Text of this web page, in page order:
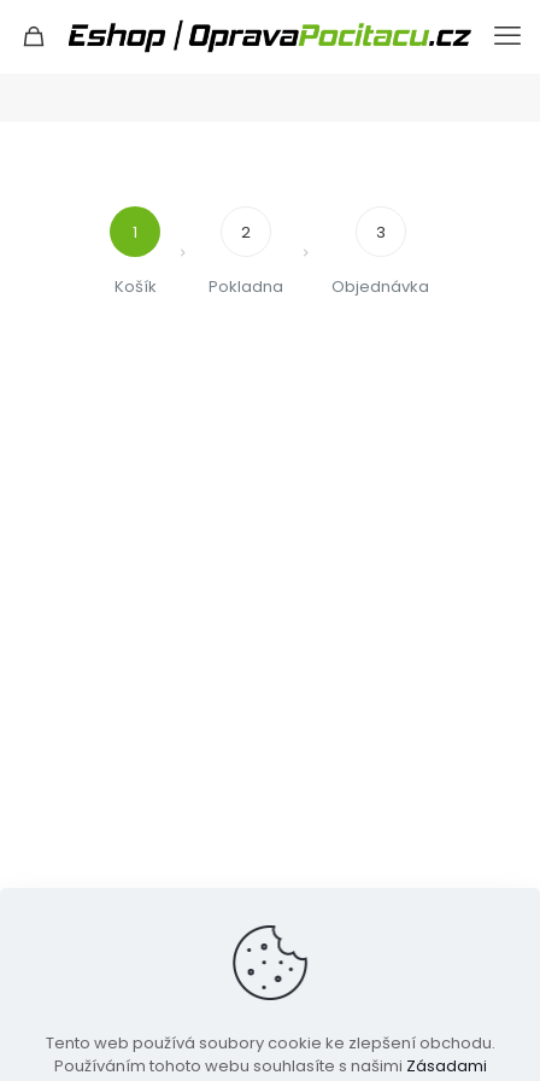
1
Košík
2
Pokladna
3
Objednávka
Kontakt
Reklamace a vrácení
Můj účet
Pokladna
Košík
Tento web používá soubory cookie ke zlepšení obchodu.
Používáním tohoto webu souhlasíte s našimi Zásadami